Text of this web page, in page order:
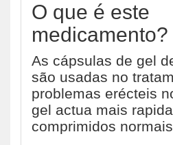
O que é este
medicamento?
As cápsulas de gel
são usadas no
problemas erécteis
gel actua mais
comprimidos